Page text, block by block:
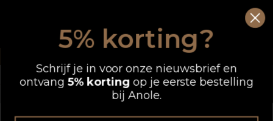
inhoud
5% korting?
Schrijf je in voor onze nieuwsbrief en
ontvang5% korting op je eerste bestelling
bij Anole.